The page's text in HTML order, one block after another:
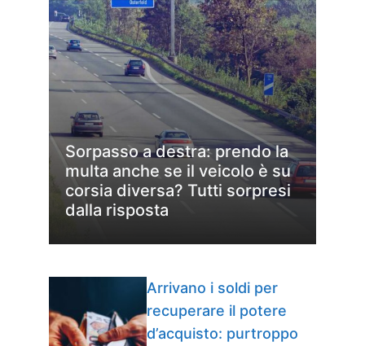
Sorpasso a destra: prendo la
multa anche se il veicolo è su
corsia diversa? Tutti sorpresi
dalla risposta
Arrivano i soldi per
recuperare il potere
d’acquisto: purtroppo